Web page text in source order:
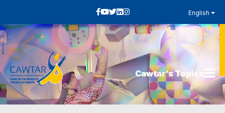
English
Cawtar’s Topics